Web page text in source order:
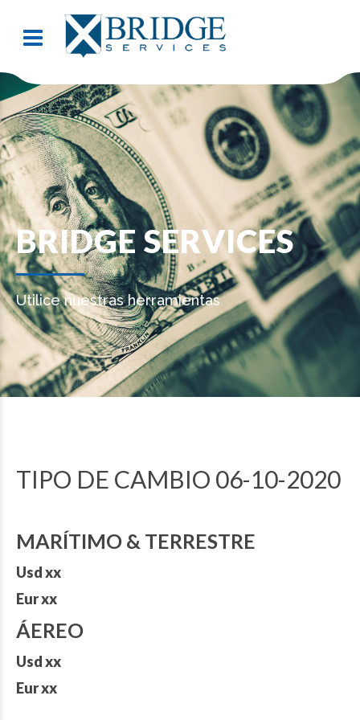
BRIDGE SERVICES
Utilice nuestras herramientas
TIPO DE CAMBIO 06-10-2020
MARÍTIMO & TERRESTRE
Usd xx
Eur xx
ÁEREO
Usd xx
Eur xx